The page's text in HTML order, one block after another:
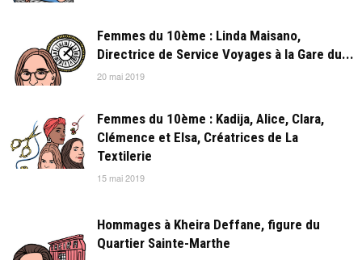
Femmes du 10ème : Linda Maisano,
Directrice de Service Voyages à la Gare du...
20 mai 2019
Femmes du 10ème : Kadija, Alice, Clara,
Clémence et Elsa, Créatrices de La
Textilerie
15 mai 2019
Hommages à Kheira Deffane, figure du
Quartier Sainte-Marthe